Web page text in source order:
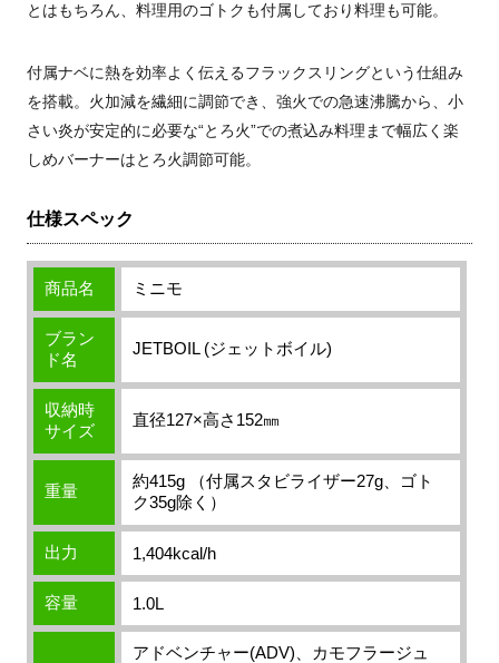
とはもちろん、料理用のゴトクも付属しており料理も可能。
付属ナベに熱を効率よく伝えるフラックスリングという仕組み
を搭載。火加減を繊細に調節でき、強火での急速沸騰から、小
さい炎が安定的に必要な“とろ火”での煮込み料理まで幅広く楽
しめバーナーはとろ火調節可能。
仕様スペック
商品名 ミニモ
ブラン
ド名
JETBOIL (ジェットボイル)
収納時
サイズ
直径127×高さ152㎜
重量
約415g （付属スタビライザー27g、ゴト
ク35g除く）
出力 1,404kcal/h
容量 1.0L
アドベンチャー(ADV)、カモフラージュ